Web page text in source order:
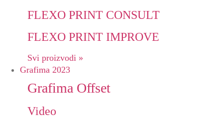
FLEXO PRINT CONSULT
FLEXO PRINT IMPROVE
Svi proizvodi »
Grafima 2023
Grafima Offset
Video